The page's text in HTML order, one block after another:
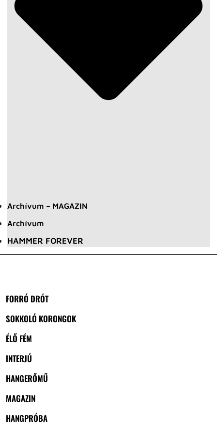
Archívum – MAGAZIN
Archívum
HAMMER FOREVER
FORRÓ DRÓT
SOKKOLÓ KORONGOK
ÉLŐ FÉM
INTERJÚ
HANGERŐMŰ
MAGAZIN
HANGPRÓBA